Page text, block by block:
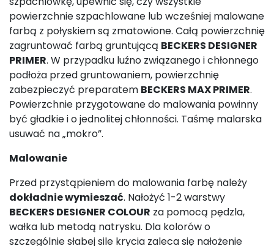
powierzchnie szpachlowane lub wcześniej malowane
farbą z połyskiem są zmatowione. Całą powierzchnię
zagruntować farbą gruntującą BECKERS DESIGNER
PRIMER. W przypadku luźno związanego i chłonnego
podłoża przed gruntowaniem, powierzchnię
zabezpieczyć preparatem BECKERS MAX PRIMER.
Powierzchnie przygotowane do malowania powinny
być gładkie i o jednolitej chłonności. Taśmę malarska
usuwać na „mokro”.
Malowanie
Przed przystąpieniem do malowania farbę należy
dokładnie wymieszać. Nałożyć 1-2 warstwy
BECKERS DESIGNER COLOUR za pomocą pędzla,
wałka lub metodą natrysku. Dla kolorów o
szczególnie słabej sile krycia zaleca się nałożenie